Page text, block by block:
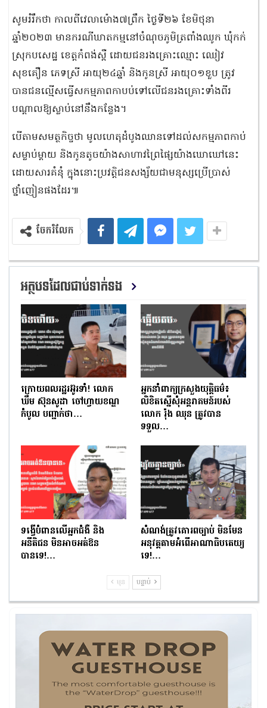
សូមរំរឹកថា កាលពីវេលាម៉ោង៧ព្រឹក ថ្ងៃទី២៦ ខែមិថុនា
ឆ្នាំ២០២៣ មានករណីឃាតកម្មនៅចំណុចភូមិត្រពាំងឈូក ឃុំកក់
ស្រុកបសេដ្ឋ ខេត្តកំពង់ស្ពឺ ដោយជនរងគ្រោះឈ្មោះ ឈៀវ
សុខគឿន ភេទស្រី អាយុ២៤ឆ្នាំ និងកូនស្រី អាយុ០១ខួប ត្រូវ
បានជនល្មើសធ្វើសកម្មភាពកាបប់ទៅលើជនរងគ្រោះទាំងពីរ
បណ្តាលឱ្យស្លាប់នៅនឹងកន្លែង។
បើតាមសមត្ថកិច្ចថា មូលហេតុដំបូងឈានទៅដល់សកម្មភាពកាប់
សម្លាប់ម្ដាយ និងកូនតូចយ៉ាងសាហាវព្រៃផ្សៃយ៉ាងឃោឃៅនេះ
ដោយសារគំនុំ ក្នុងនោះប្រវត្តិជនសង្ស័យជាមនុស្សប្រើប្រាស់
ថ្នាំញៀនផងដែរ៕
ចែករំលែក
អត្ថបទដែលជាប់ទាក់ទង
ក្រោយពលរដ្ឋរអ៊ូរទាំ! លោក
ឃឹម ស៊ុនសូដា ចៅហ្វាយខណ្ឌ
កំបូល បញ្ជាក់ថា…
អ្នកនាំពាក្យក្រសួងយុត្តិធម៌៖
លិខិតស្នើសុំអន្តរាគមន៍របស់
លោក រ៉ុង ឈុន ត្រូវបាន
ទទួល…
ទង្វើបំពានលើអ្នកជំងឺ និង
អនីតិជន មិនអាចអត់ឱន
បានទេ!…
សំណង់ត្រូវគោរពច្បាប់ មិនមែន
អនុវត្តតាមអំពើអាណាធិបតេយ្យ
ទេ!…
មុន បន្ទាប់